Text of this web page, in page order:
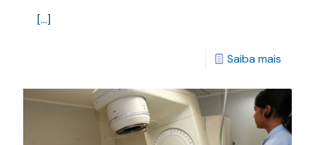
[…]
Saiba mais